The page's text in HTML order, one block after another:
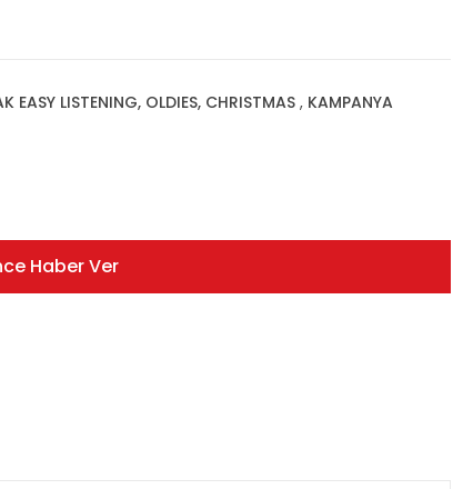
EASY LISTENING, OLDIES, CHRISTMAS , KAMPANYA
Haber Ver